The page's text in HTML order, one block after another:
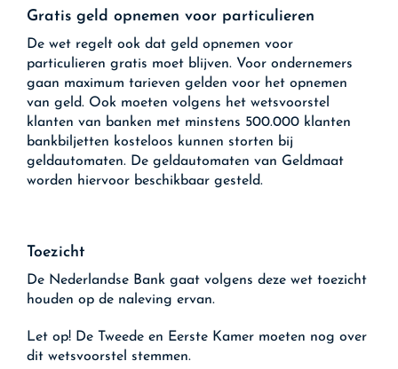
Gratis geld opnemen voor particulieren
De wet regelt ook dat geld opnemen voor
particulieren gratis moet blijven. Voor ondernemers
gaan maximum tarieven gelden voor het opnemen
van geld. Ook moeten volgens het wetsvoorstel
klanten van banken met minstens 500.000 klanten
bankbiljetten kosteloos kunnen storten bij
geldautomaten. De geldautomaten van Geldmaat
worden hiervoor beschikbaar gesteld.
Toezicht
De Nederlandse Bank gaat volgens deze wet toezicht
houden op de naleving ervan.
Let op! De Tweede en Eerste Kamer moeten nog over
dit wetsvoorstel stemmen.